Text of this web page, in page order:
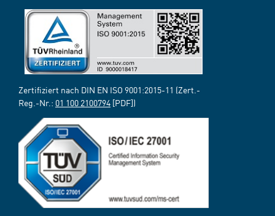
Zertifiziert nach DIN EN ISO 9001:2015-11 (Zert.-
Reg.-Nr.: 01 100 2100794 [PDF])